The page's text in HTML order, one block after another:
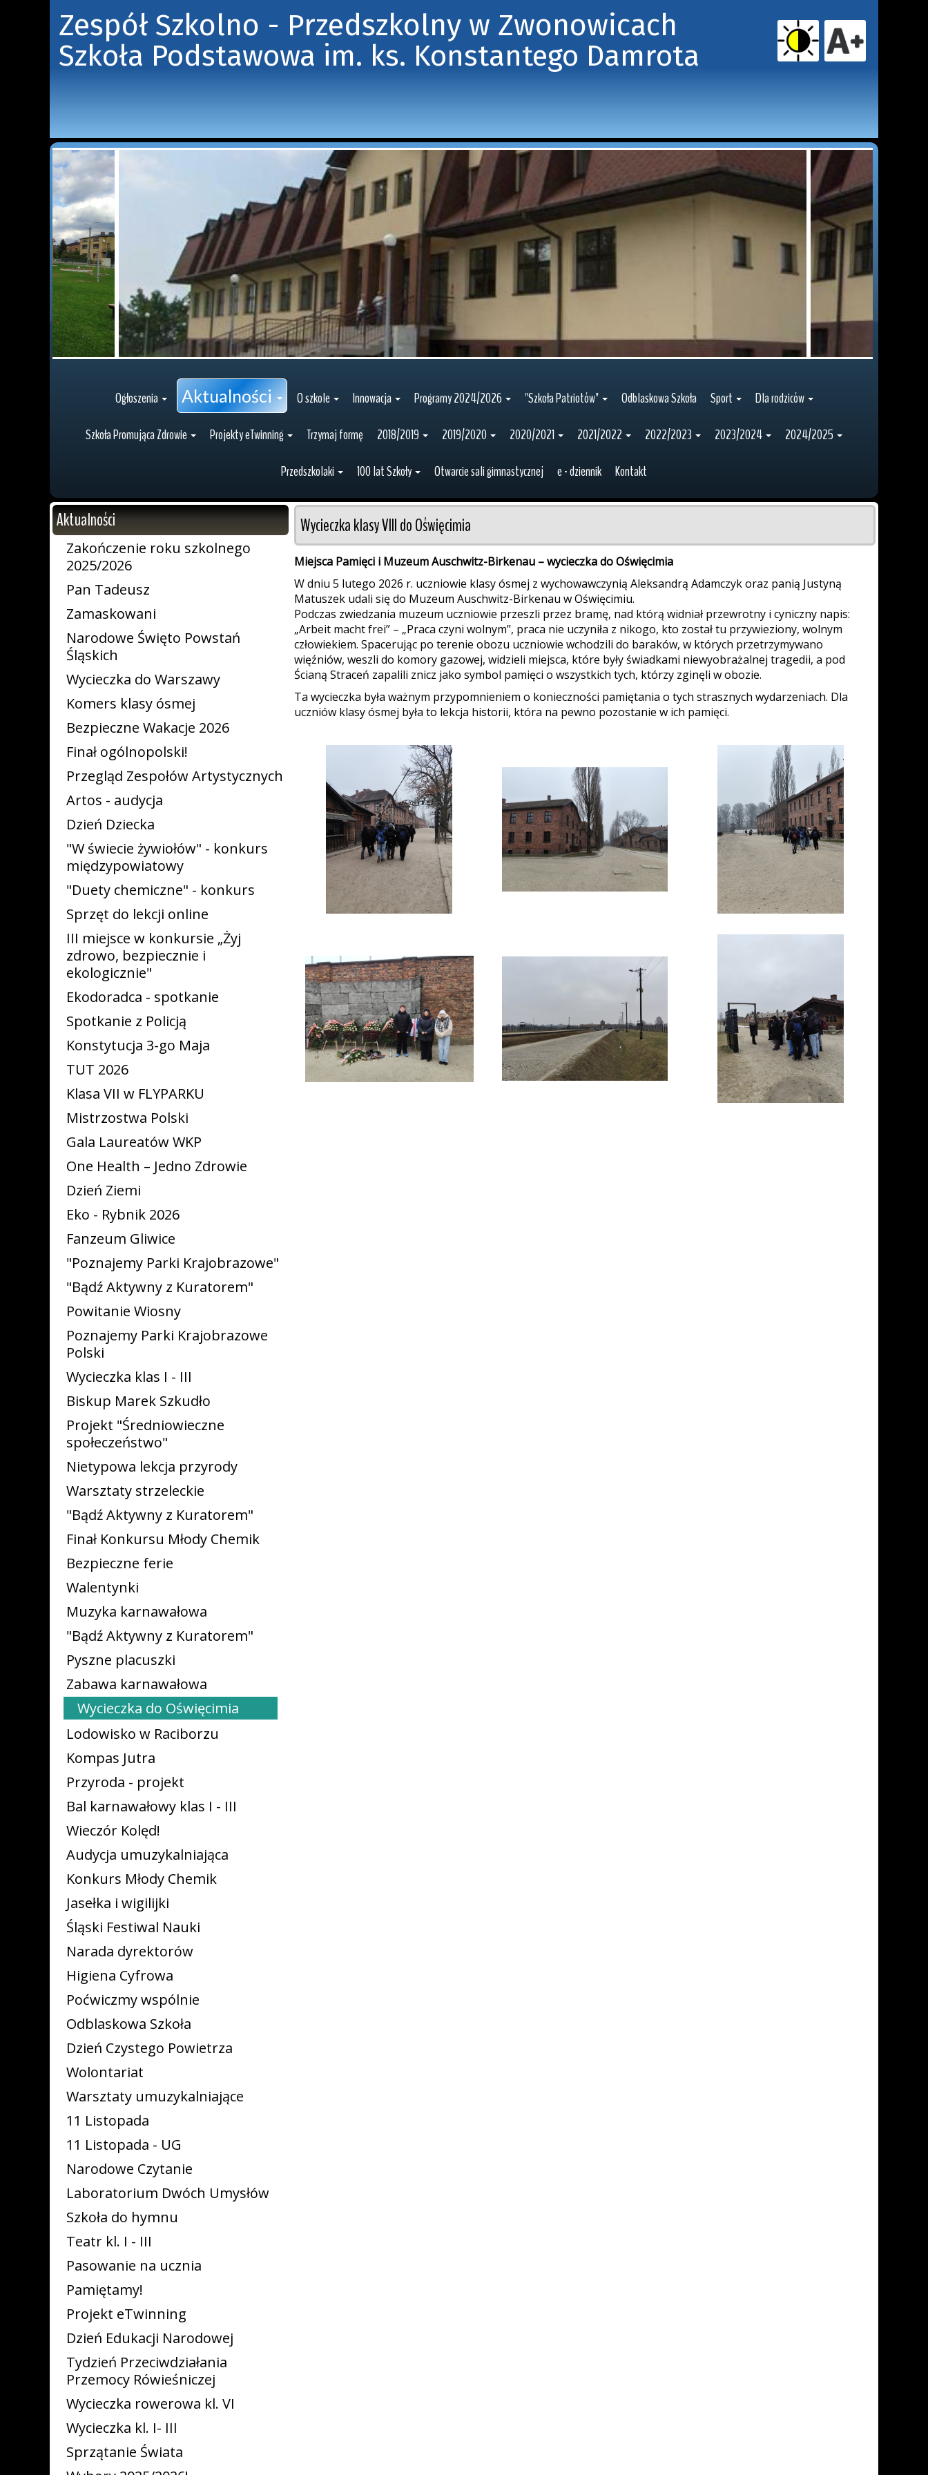
Zespół Szkolno - Przedszkolny w Zwonowicach
Szkoła Podstawowa im. ks. Konstantego Damrota
Ogłoszenia Aktualności O szkole Innowacja Programy 2024/2026 "Szkoła Patriotów" Odblaskowa Szkoła Sport
Dla rodziców
Szkoła Promująca Zdrowie
Projekty eTwinning Trzymaj formę 2018/2019 2019/2020 2020/2021 2021/2022 2022/2023 2023/2024
2024/2025
Przedszkolaki
100 lat Szkoły Otwarcie sali gimnastycznej e - dziennik Kontakt
Wycieczka klasy VIII do Oświęcimia
Miejsca Pamięci i Muzeum Auschwitz-Birkenau – wycieczka do Oświęcimia
W dniu 5 lutego 2026 r. uczniowie klasy ósmej z wychowawczynią Aleksandrą Adamczyk oraz panią Justyną
Matuszek udali się do Muzeum Auschwitz-Birkenau w Oświęcimiu.
Podczas zwiedzania muzeum uczniowie przeszli przez bramę, nad którą widniał przewrotny i cyniczny napis:
„Arbeit macht frei” – „Praca czyni wolnym”, praca nie uczyniła z nikogo, kto został tu przywieziony, wolnym
człowiekiem. Spacerując po terenie obozu uczniowie wchodzili do baraków, w których przetrzymywano
więźniów, weszli do komory gazowej, widzieli miejsca, które były świadkami niewyobrażalnej tragedii, a pod
Ścianą Straceń zapalili znicz jako symbol pamięci o wszystkich tych, którzy zginęli w obozie.
Ta wycieczka była ważnym przypomnieniem o konieczności pamiętania o tych strasznych wydarzeniach. Dla
uczniów klasy ósmej była to lekcja historii, która na pewno pozostanie w ich pamięci.
Aktualności
Zakończenie roku szkolnego
2025/2026
Pan Tadeusz
Zamaskowani
Narodowe Święto Powstań
Śląskich
Wycieczka do Warszawy
Komers klasy ósmej
Bezpieczne Wakacje 2026
Finał ogólnopolski!
Przegląd Zespołów Artystycznych
Artos - audycja
Dzień Dziecka
"W świecie żywiołów" - konkurs
międzypowiatowy
"Duety chemiczne" - konkurs
Sprzęt do lekcji online
III miejsce w konkursie „Żyj
zdrowo, bezpiecznie i
ekologicznie"
Ekodoradca - spotkanie
Spotkanie z Policją
Konstytucja 3-go Maja
TUT 2026
Klasa VII w FLYPARKU
Mistrzostwa Polski
Gala Laureatów WKP
One Health – Jedno Zdrowie
Dzień Ziemi
Eko - Rybnik 2026
Fanzeum Gliwice
"Poznajemy Parki Krajobrazowe"
"Bądź Aktywny z Kuratorem"
Powitanie Wiosny
Poznajemy Parki Krajobrazowe
Polski
Wycieczka klas I - III
Biskup Marek Szkudło
Projekt "Średniowieczne
społeczeństwo"
Nietypowa lekcja przyrody
Warsztaty strzeleckie
"Bądź Aktywny z Kuratorem"
Finał Konkursu Młody Chemik
Bezpieczne ferie
Walentynki
Muzyka karnawałowa
"Bądź Aktywny z Kuratorem"
Pyszne placuszki
Zabawa karnawałowa
Wycieczka do Oświęcimia
Lodowisko w Raciborzu
Kompas Jutra
Przyroda - projekt
Bal karnawałowy klas I - III
Wieczór Kolęd!
Audycja umuzykalniająca
Konkurs Młody Chemik
Jasełka i wigilijki
Śląski Festiwal Nauki
Narada dyrektorów
Higiena Cyfrowa
Poćwiczmy wspólnie
Odblaskowa Szkoła
Dzień Czystego Powietrza
Wolontariat
Warsztaty umuzykalniające
11 Listopada
11 Listopada - UG
Narodowe Czytanie
Laboratorium Dwóch Umysłów
Szkoła do hymnu
Teatr kl. I - III
Pasowanie na ucznia
Pamiętamy!
Projekt eTwinning
Dzień Edukacji Narodowej
Tydzień Przeciwdziałania
Przemocy Rówieśniczej
Wycieczka rowerowa kl. VI
Wycieczka kl. I- III
Sprzątanie Świata